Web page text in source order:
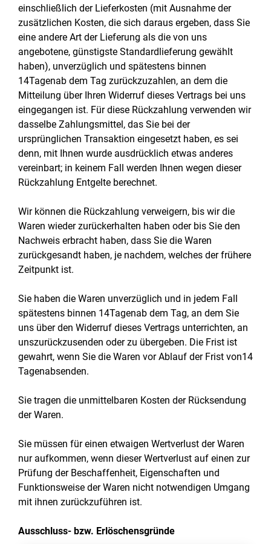
einschließlich der Lieferkosten (mit Ausnahme der
zusätzlichen Kosten, die sich daraus ergeben, dass Sie
eine andere Art der Lieferung als die von uns
angebotene, günstigste Standardlieferung gewählt
haben), unverzüglich und spätestens binnen
14Tagenab dem Tag zurückzuzahlen, an dem die
Mitteilung über Ihren Widerruf dieses Vertrags bei uns
eingegangen ist. Für diese Rückzahlung verwenden wir
dasselbe Zahlungsmittel, das Sie bei der
ursprünglichen Transaktion eingesetzt haben, es sei
denn, mit Ihnen wurde ausdrücklich etwas anderes
vereinbart; in keinem Fall werden Ihnen wegen dieser
Rückzahlung Entgelte berechnet.
Wir können die Rückzahlung verweigern, bis wir die
Waren wieder zurückerhalten haben oder bis Sie den
Nachweis erbracht haben, dass Sie die Waren
zurückgesandt haben, je nachdem, welches der frühere
Zeitpunkt ist.
Sie haben die Waren unverzüglich und in jedem Fall
spätestens binnen 14Tagenab dem Tag, an dem Sie
uns über den Widerruf dieses Vertrags unterrichten, an
unszurückzusenden oder zu übergeben. Die Frist ist
gewahrt, wenn Sie die Waren vor Ablauf der Frist von14
Tagenabsenden.
Sie tragen die unmittelbaren Kosten der Rücksendung
der Waren.
Sie müssen für einen etwaigen Wertverlust der Waren
nur aufkommen, wenn dieser Wertverlust auf einen zur
Prüfung der Beschaffenheit, Eigenschaften und
Funktionsweise der Waren nicht notwendigen Umgang
mit ihnen zurückzuführen ist.
Ausschluss- bzw. Erlöschensgründe